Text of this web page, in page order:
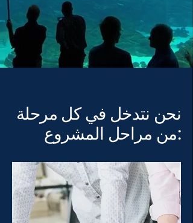
نحن نتدخل في كل مرحلة
من مراحل المشروع: